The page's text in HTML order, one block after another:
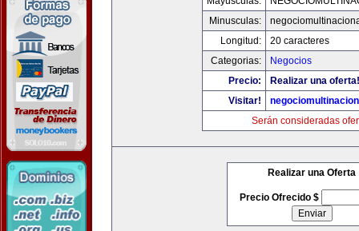
Minusculas:
Longitud:
20 caracteres
Categorias:
Negocios
Precio:
Realizar una oferta!
Visitar!
Serán consideradas
Realizar una Oferta
Precio Ofrecido $